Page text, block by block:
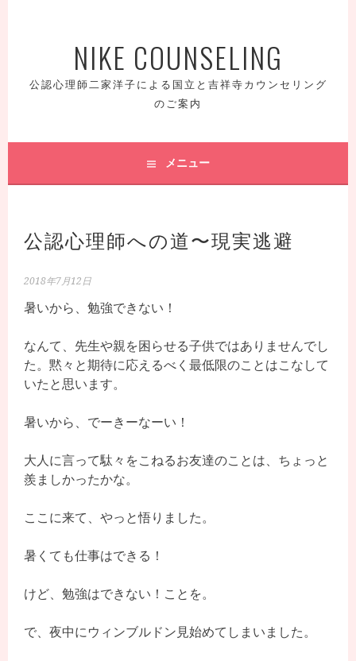
キ
プ
NIKE COUNSELING
公認心理師二家洋子による国立と吉祥寺カウンセリング
のご案内
メニュー
公認心理師への道〜現実逃避
2018年7月12日
暑いから、勉強できない！
なんて、先生や親を困らせる子供ではありませんでし
た。黙々と期待に応えるべく最低限のことはこなして
いたと思います。
暑いから、でーきーなーい！
大人に言って駄々をこねるお友達のことは、ちょっと
羨ましかったかな。
ここに来て、やっと悟りました。
暑くても仕事はできる！
けど、勉強はできない！ことを。
で、夜中にウィンブルドン見始めてしまいました。